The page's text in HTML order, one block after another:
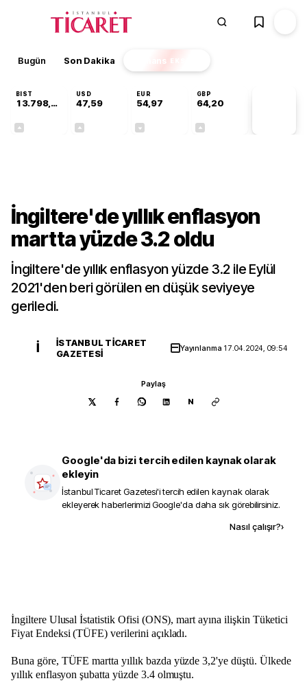
Bugün Son Dakika Finans EKSTRA
BIST
13.798,82
USD
47,59
EUR
54,97
GBP
64,20
İngiltere'de yıllık enflasyon
martta yüzde 3.2 oldu
İngiltere'de yıllık enflasyon yüzde 3.2 ile Eylül
2021'den beri görülen en düşük seviyeye
geriledi.
İ
İSTANBUL TICARET
GAZETESI
Yayınlanma 17.04.2024, 09:54
Paylaş
N
Google'da bizi tercih edilen kaynak olarak
ekleyin
İstanbul Ticaret Gazetesi'i tercih edilen kaynak olarak
ekleyerek haberlerimizi Google'da daha sık görebilirsiniz.
Nasıl çalışır?›
İngiltere Ulusal İstatistik Ofisi (ONS), mart ayına ilişkin Tüketici
Fiyat Endeksi (TÜFE) verilerini açıkladı.
Buna göre, TÜFE martta yıllık bazda yüzde 3,2'ye düştü. Ülkede
yıllık enflasyon şubatta yüzde 3.4 olmuştu.